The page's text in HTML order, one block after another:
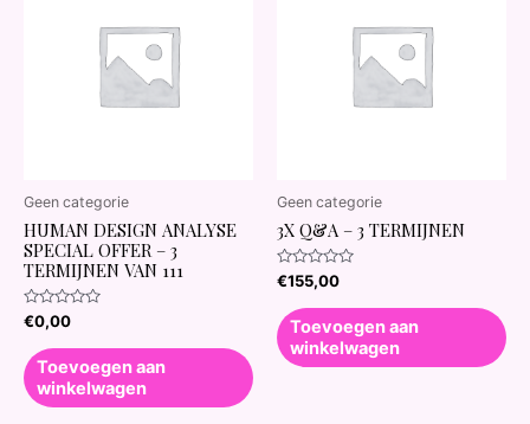
Geen categorie
HUMAN DESIGN ANALYSE
SPECIAL OFFER – 3
TERMIJNEN VAN 111
Waardering
0
5
€0,00
Toevoegen aan
winkelwagen
Geen categorie
3X Q&A – 3 TERMIJNEN
Waardering
0
5
€155,00
Toevoegen aan
winkelwagen